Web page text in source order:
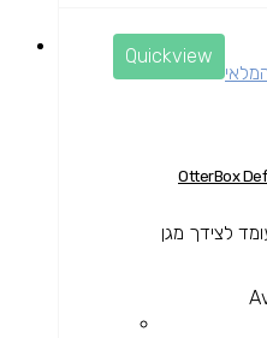
Quickview
לצידך מגן